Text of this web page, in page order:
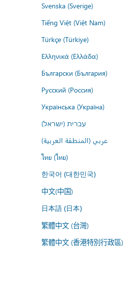
Svenska (Sverige)
Tiếng Việt (Việt Nam)
Türkçe (Türkiye)
Ελληνικά (Ελλάδα)
Български (България)
Русский (Россия)
Українська (Україна)
עברית (ישראל)
عربي (المنطقة العربية)
ไทย (ไทย)
한국어 (대한민국)
中文(中国)
日本語 (日本)
繁體中文 (台灣)
繁體中文 (香港特別行政區)